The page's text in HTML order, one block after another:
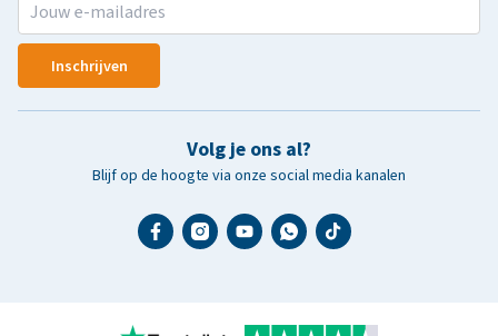
Inschrijven
Volg je ons al?
Blijf op de hoogte via onze social media kanalen